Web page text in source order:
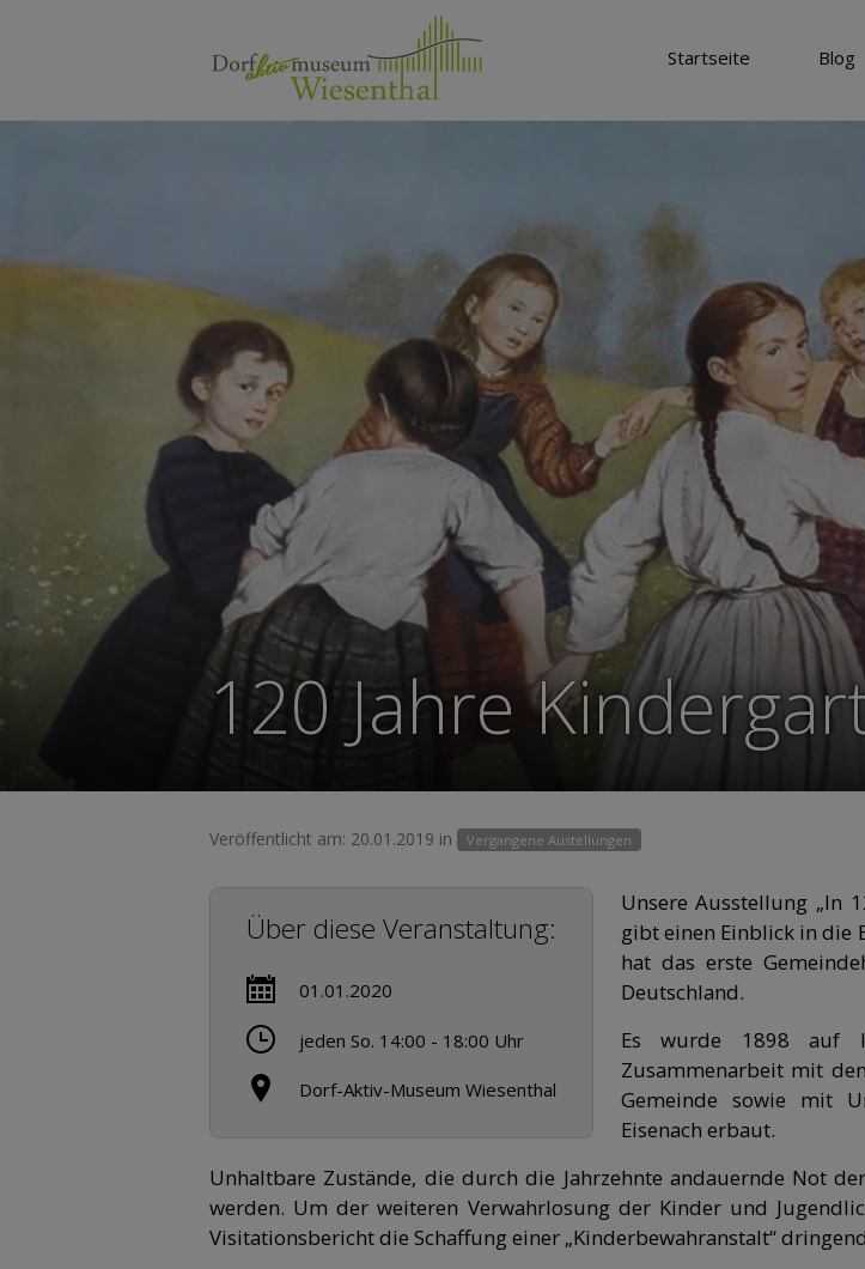
Startseite Blog
120 Jahre
Veröffentlicht am: 20.01.2019 in Vergangene Austellungen
Über diese Veranstaltung:
01.01.2020
jeden So. 14:00 - 18:00 Uhr
Dorf-Aktiv-Museum Wiesenthal
Unsere Ausstellung „In
gibt einen Einblick in die
hat das erste
Deutschland.
Es wurde 1898 auf
Zusammenarbeit mit
Gemeinde sowie mit
Eisenach erbaut.
Unhaltbare Zustände, die durch die Jahrzehnte andauernde Not
werden. Um der weiteren Verwahrlosung der Kinder und
Visitationsbericht die Schaffung einer „Kinderbewahranstalt“